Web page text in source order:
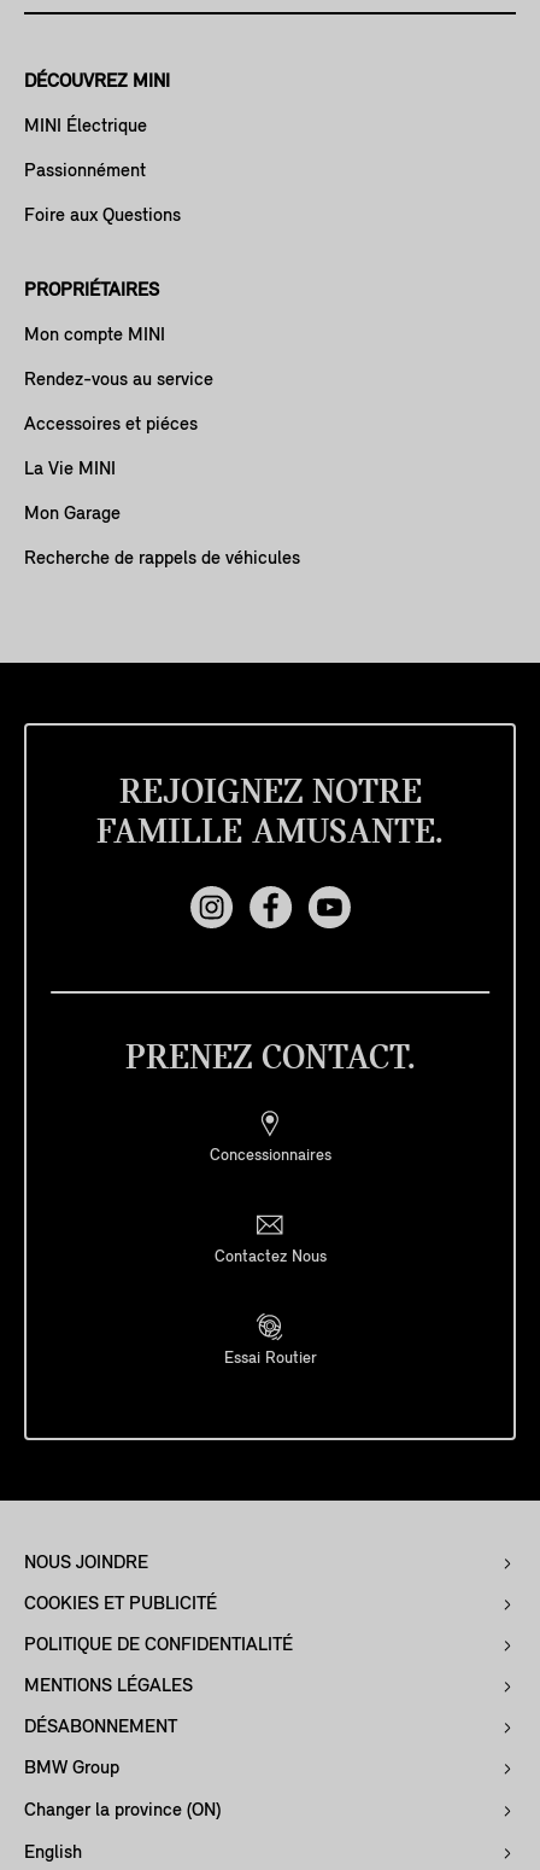
DÉCOUVREZ MINI
MINI Électrique
Passionnément
Foire aux Questions
PROPRIÉTAIRES
Mon compte MINI
Rendez-vous au service
Accessoires et piéces
La Vie MINI
Mon Garage
Recherche de rappels de véhicules
REJOIGNEZ NOTRE
FAMILLE AMUSANTE.
PRENEZ CONTACT.
Concessionnaires
Contactez Nous
Essai Routier
NOUS JOINDRE
COOKIES ET PUBLICITÉ
POLITIQUE DE CONFIDENTIALITÉ
MENTIONS LÉGALES
DÉSABONNEMENT
BMW Group
Changer la province (ON)
English